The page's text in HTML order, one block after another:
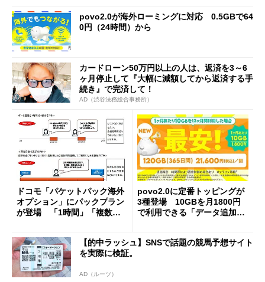
povo2.0が海外ローミングに対応 0.5GBで64
0円（24時間）から
カードローン50万円以上の人は、返済を3～6
ヶ月停止して『大幅に減額してから返済する手
続き』で完済して！
AD（渋谷法務総合事務所）
ドコモ「パケットパック海外
オプション」にパックプラン
が登場 「1時間」「複数
povo2.0に定番トッピングが
3種登場 10GBを月1800円
で利用できる「データ追加12
【的中ラッシュ】SNSで話題の競馬予想サイト
を実際に検証。
AD（ルーツ）